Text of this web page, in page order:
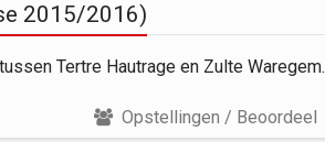
2015/2016)
Tertre Hautrage en Zulte Waregem.
Opstellingen / Beoordeel